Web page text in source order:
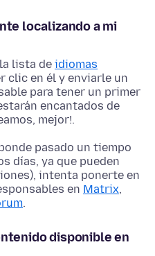
localizando a mi
lista de idiomas
clic en él y enviarle un
para tener un primer
encantados de
mejor!.
pasado un tiempo
días, ya que pueden
intenta ponerte en
en Matrix,
.
disponible en